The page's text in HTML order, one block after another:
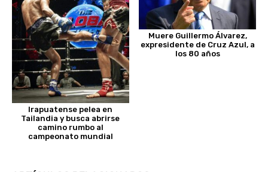
Irapuatense pelea en
Tailandia y busca abrirse
camino rumbo al
campeonato mundial
Muere Guillermo Álvarez,
expresidente de Cruz Azul, a
los 80 años